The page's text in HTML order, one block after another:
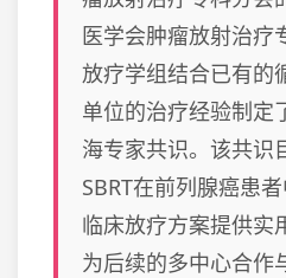
医学会肿瘤放射治疗
放疗学组结合已有的
单位的治疗经验制定
海专家共识。该共识
SBRT在前列腺癌患
临床放疗方案提供实
为后续的多中心合作